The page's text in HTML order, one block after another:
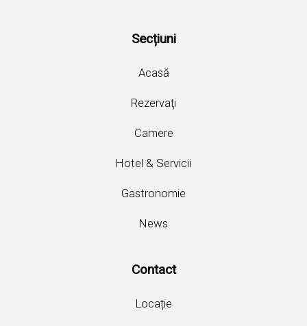
Secțiuni
Acasă
Rezervaţi
Camere
Hotel & Servicii
Gastronomie
News
Contact
Locație